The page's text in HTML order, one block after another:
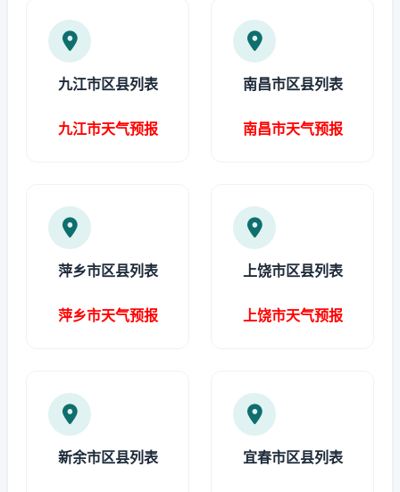
九江市区县列表
九江市天气预报
南昌市区县列表
南昌市天气预报
萍乡市区县列表
萍乡市天气预报
上饶市区县列表
上饶市天气预报
新余市区县列表 宜春市区县列表